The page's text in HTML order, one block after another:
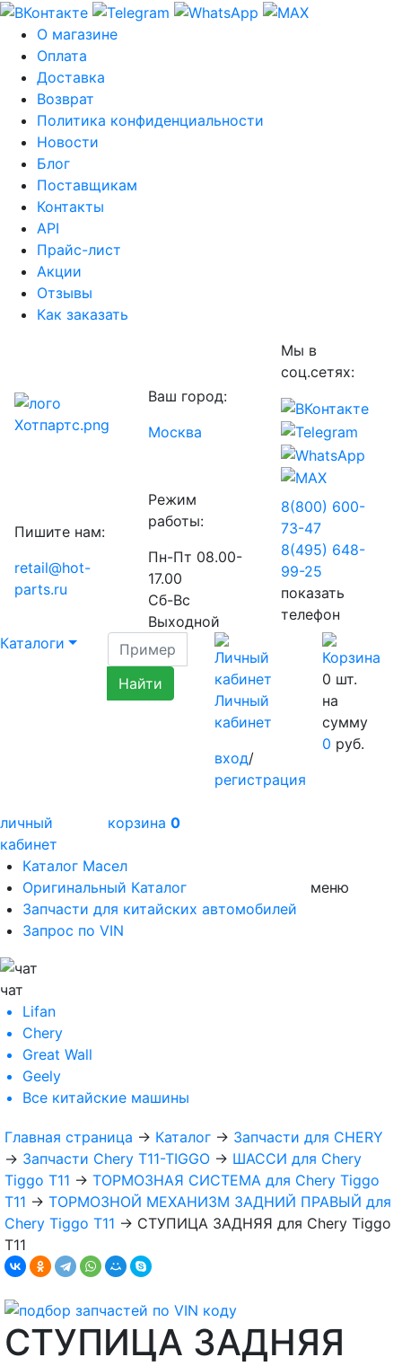
О магазине
Оплата
Доставка
Возврат
Политика конфиденциальности
Новости
Блог
Поставщикам
Контакты
API
Прайс-лист
Акции
Отзывы
Как заказать
Ваш город:
Москва
Мы в
соц.сетях:
Пишите нам:
retail@hot-
parts.ru
Режим
работы:
Пн-Пт 08.00-
17.00
Сб-Вс
Выходной
8(800) 600-
73-47
8(495) 648-
99-25
показать
телефон
Каталоги
Личный
кабинет
вход/
регистрация
0 шт.
на
сумму
0 руб.
личный
кабинет
корзина 0
Каталог Масел
Оригинальный Каталог
Запчасти для китайских автомобилей
Запрос по VIN
меню
чат
Lifan
Chery
Great Wall
Geely
Все китайские машины
Главная страница → Каталог → Запчасти для CHERY
→ Запчасти Chery T11-TIGGO → ШАССИ для Chery
Tiggo T11 → ТОРМОЗНАЯ СИСТЕМА для Chery Tiggo
T11 → ТОРМОЗНОЙ МЕХАНИЗМ ЗАДНИЙ ПРАВЫЙ для
Chery Tiggo T11 → СТУПИЦА ЗАДНЯЯ для Chery Tiggo
T11
СТУПИЦА ЗАДНЯЯ